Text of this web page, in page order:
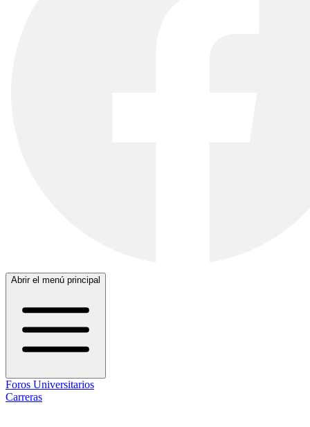
Abrir el menú principal
Foros Universitarios
Carreras